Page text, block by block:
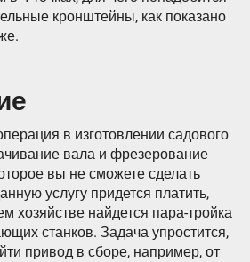
кронштейны, как показано
в изготовлении садового
вала и фрезерование
вы не сможете сделать
услугу придется платить,
хозяйстве найдется пара-тройка
станков. Задача упростится,
привод в сборе, например, от